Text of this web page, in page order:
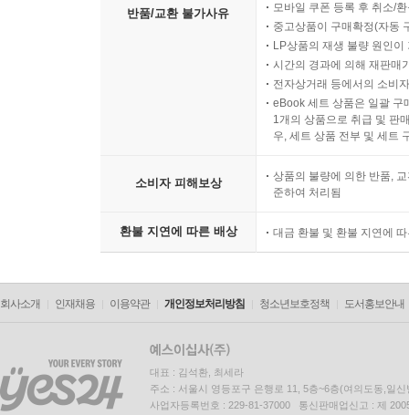
반품/교환 불가사유
모바일 쿠폰 등록 후 취소/
중고상품이 구매확정(자동
LP상품의 재생 불량 원인
시간의 경과에 의해 재판매
전자상거래 등에서의 소비
eBook 세트 상품은 일괄 구
1개의 상품으로 취급 및 판
우, 세트 상품 전부 및 세트
소비자 피해보상
상품의 불량에 의한 반품,
준하여 처리됨
환불 지연에 따른 배상 대금 환불 및 환불 지연에
회사소개 인재채용 이용약관 개인정보처리방침 청소년보호정책 도서홍보안내
대표 : 김석환, 최세라
주소 : 서울시 영등포구 은행로 11, 5층~6층(여의도동,일신
사업자등록번호 : 229-81-37000 통신판매업신고 : 제